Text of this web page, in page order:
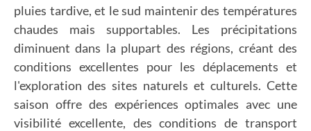
pluies tardive, et le sud maintenir des températures
chaudes mais supportables. Les précipitations
diminuent dans la plupart des régions, créant des
conditions excellentes pour les déplacements et
l'exploration des sites naturels et culturels. Cette
saison offre des expériences optimales avec une
visibilité excellente, des conditions de transport